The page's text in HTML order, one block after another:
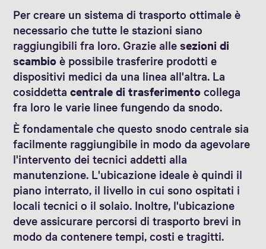
Per creare un sistema di trasporto ottimale è
necessario che tutte le stazioni siano
raggiungibili fra loro. Grazie allesezioni di
scambioè possibile trasferire prodotti e
dispositivi medici da una linea all'altra. La
cosiddettacentrale di trasferimentocollega
fra loro le varie linee fungendo da snodo.
È fondamentale che questo snodo centrale sia
facilmente raggiungibile in modo da agevolare
l'intervento dei tecnici addetti alla
manutenzione. L'ubicazione ideale è quindi il
piano interrato, il livello in cui sono ospitati i
locali tecnici o il solaio. Inoltre, l'ubicazione
deve assicurare percorsi di trasporto brevi in
modo da contenere tempi, costi e tragitti.